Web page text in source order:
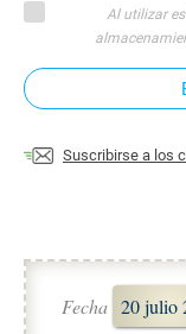
Al utilizar
Suscribirse a los
Fecha 20 julio